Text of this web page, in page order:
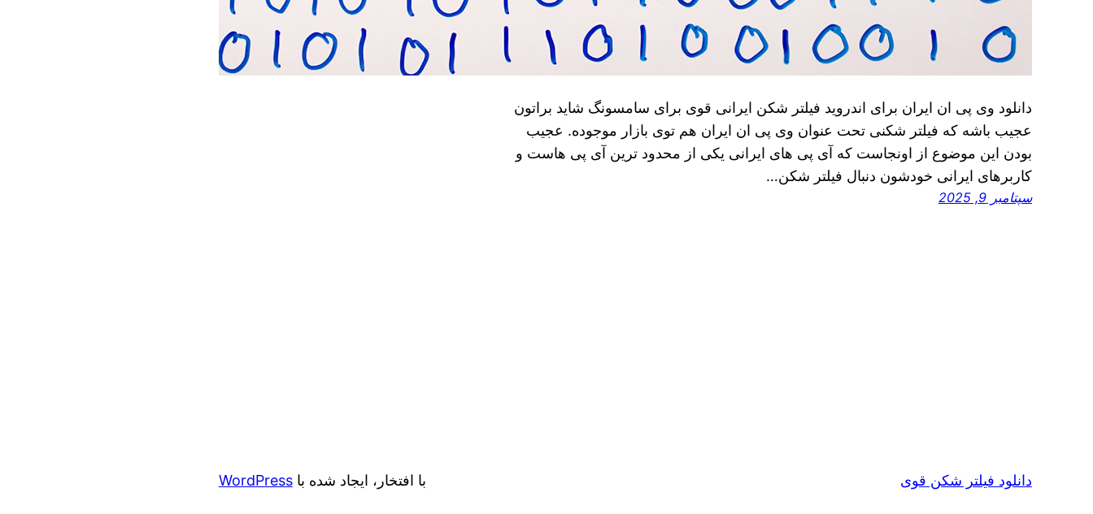
دانلود وی پی ان ایران برای اندروید فیلتر شکن ایرانی قوی برای سامسونگ شاید براتون
عجیب باشه که فیلتر شکنی تحت عنوان وی پی ان ایران هم توی بازار موجوده. عجیب
بودن این موضوع از اونجاست که آی‌ پی‌ های ایرانی یکی از محدود ترین آی‌ پی‌ هاست و
کاربرهای ایرانی خودشون دنبال فیلتر شکن…
سپتامبر 9, 2025
دانلود فیلتر شکن قوی با افتخار، ایجاد شده باWordPress